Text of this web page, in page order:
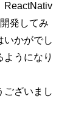
ReactNativ
発してみ
いかがでし
ようになり
ございまし